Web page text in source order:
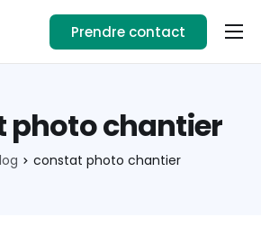
Prendre contact
photo chantier
constat photo chantier